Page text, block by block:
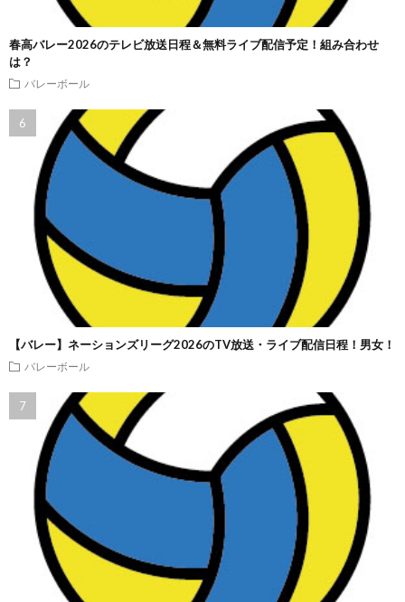
春高バレー2026のテレビ放送日程＆無料ライブ配信予定！組み合わせ
は？
バレーボール
【バレー】ネーションズリーグ2026のTV放送・ライブ配信日程！男女！
バレーボール